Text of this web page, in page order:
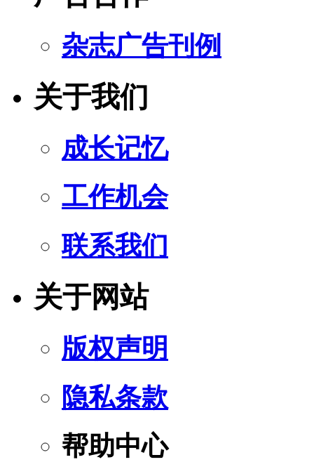
杂志广告刊例
关于我们
成长记忆
工作机会
联系我们
关于网站
版权声明
隐私条款
帮助中心